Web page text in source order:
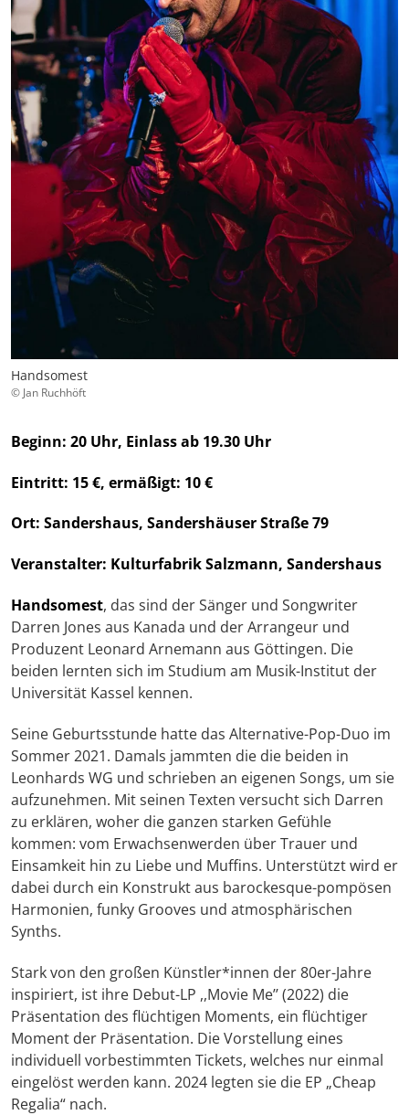
Handsomest
© Jan Ruchhöft
Beginn: 20 Uhr, Einlass ab 19.30 Uhr
Eintritt: 15 €, ermäßigt: 10 €
Ort: Sandershaus, Sandershäuser Straße 79
Veranstalter: Kulturfabrik Salzmann, Sandershaus
Handsomest, das sind der Sänger und Songwriter
Darren Jones aus Kanada und der Arrangeur und
Produzent Leonard Arnemann aus Göttingen. Die
beiden lernten sich im Studium am Musik-Institut der
Universität Kassel kennen.
Seine Geburtsstunde hatte das Alternative-Pop-Duo im
Sommer 2021. Damals jammten die die beiden in
Leonhards WG und schrieben an eigenen Songs, um sie
aufzunehmen. Mit seinen Texten versucht sich Darren
zu erklären, woher die ganzen starken Gefühle
kommen: vom Erwachsenwerden über Trauer und
Einsamkeit hin zu Liebe und Muffins. Unterstützt wird er
dabei durch ein Konstrukt aus barockesque-pompösen
Harmonien, funky Grooves und atmosphärischen
Synths.
Stark von den großen Künstler*innen der 80er-Jahre
inspiriert, ist ihre Debut-LP ,,Movie Me’’ (2022) die
Präsentation des flüchtigen Moments, ein flüchtiger
Moment der Präsentation. Die Vorstellung eines
individuell vorbestimmten Tickets, welches nur einmal
eingelöst werden kann. 2024 legten sie die EP „Cheap
Regalia“ nach.